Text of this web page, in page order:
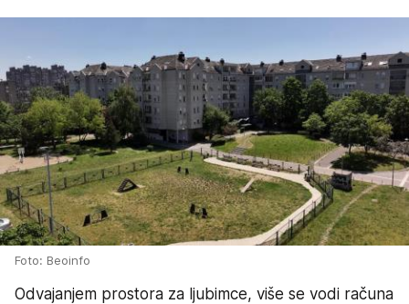
Foto: Beoinfo
Odvajanjem prostora za ljubimce, više se vodi računa